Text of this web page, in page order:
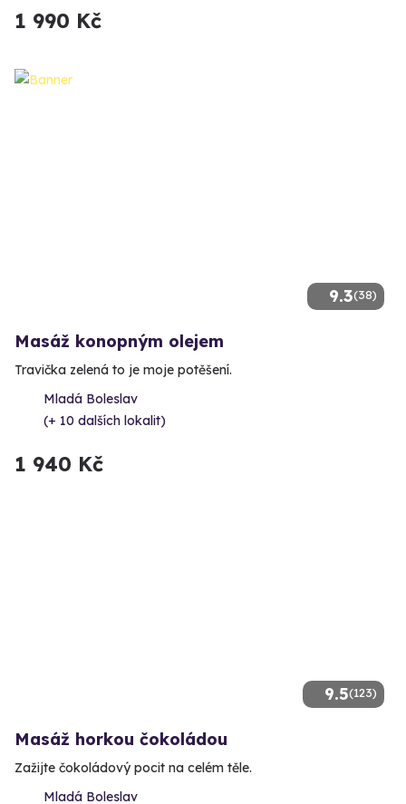
1 990 Kč
9.3(38)
Masáž konopným olejem
Travička zelená to je moje potěšení.
Mladá Boleslav
(+ 10 dalších lokalit)
1 940 Kč
9.5(123)
Masáž horkou čokoládou
Zažijte čokoládový pocit na celém těle.
Mladá Boleslav